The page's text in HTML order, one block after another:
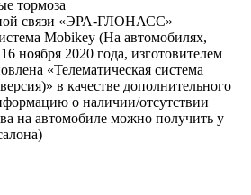
тормоза
связи «ЭРА-ГЛОНАСС»
Mobikey (На автомобилях,
ноября 2020 года, изготовителем
«Телематическая система
в качестве дополнительного
о наличии/отсутствии
на автомобиле можно получить у